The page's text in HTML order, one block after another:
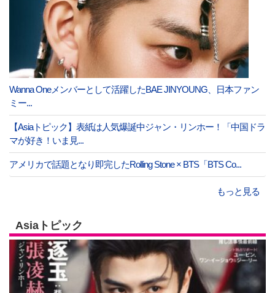
Wanna Oneメンバーとして活躍したBAE JINYOUNG、日本ファン
ミー...
【Asiaトピック】表紙は人気爆誕中ジャン・リンホー！「中国ドラ
マが好き！いま見...
アメリカで話題となり即完したRolling Stone × BTS「BTS Co...
もっと見る
Asiaトピック